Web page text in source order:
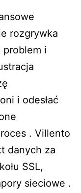
rozgrywka
problem i
i odesłać
. Villento
danych za
SSL,
sieciowe .